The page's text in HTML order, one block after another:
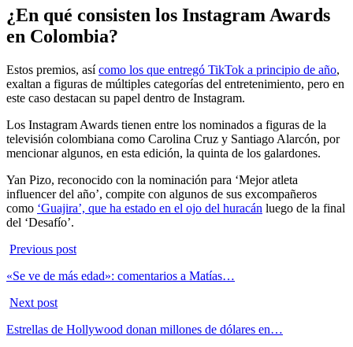
¿En qué consisten los Instagram Awards
en Colombia?
Estos premios, asícomo los que entregó TikTok a principio de año,
exaltan a figuras de múltiples categorías del entretenimiento, pero en
este caso destacan su papel dentro de Instagram.
Los Instagram Awards tienen entre los nominados a figuras de la
televisión colombiana como Carolina Cruz y Santiago Alarcón, por
mencionar algunos, en esta edición, la quinta de los galardones.
Yan Pizo, reconocido con la nominación para ‘Mejor atleta
influencer del año’, compite con algunos de sus excompañeros
como ‘Guajira’, que ha estado en el ojo del huracán luego de la final
del ‘Desafío’.
Previous post
«Se ve de más edad»: comentarios a Matías…
Next post
Estrellas de Hollywood donan millones de dólares en…